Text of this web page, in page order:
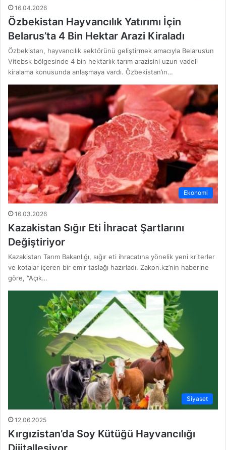
16.04.2026
Özbekistan Hayvancılık Yatırımı İçin
Belarus’ta 4 Bin Hektar Arazi Kiraladı
Özbekistan, hayvancılık sektörünü geliştirmek amacıyla Belarus’un
Vitebsk bölgesinde 4 bin hektarlık tarım arazisini uzun vadeli
kiralama konusunda anlaşmaya vardı. Özbekistan’ın…
Ekonomi
16.03.2026
Kazakistan Sığır Eti İhracat Şartlarını
Değiştiriyor
Kazakistan Tarım Bakanlığı, sığır eti ihracatına yönelik yeni kriterler
ve kotalar içeren bir emir taslağı hazırladı. Zakon.kz’nin haberine
göre, “Açık…
Siyaset
12.06.2025
Kırgızistan’da Soy Kütüğü Hayvancılığı